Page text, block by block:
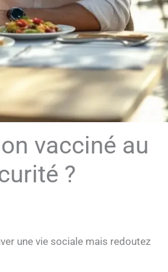
vacciné au
?
une vie sociale mais redoutez